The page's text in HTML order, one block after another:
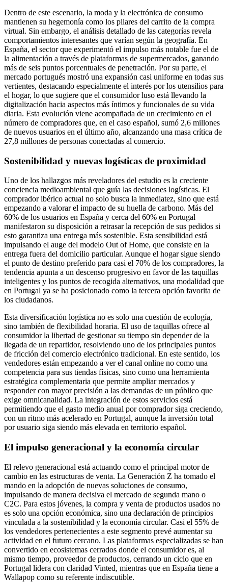
Dentro de este escenario, la moda y la electrónica de consumo
mantienen su hegemonía como los pilares del carrito de la compra
virtual. Sin embargo, el análisis detallado de las categorías revela
comportamientos interesantes que varían según la geografía. En
España, el sector que experimentó el impulso más notable fue el de
la alimentación a través de plataformas de supermercados, ganando
más de seis puntos porcentuales de penetración. Por su parte, el
mercado portugués mostró una expansión casi uniforme en todas sus
vertientes, destacando especialmente el interés por los utensilios para
el hogar, lo que sugiere que el consumidor luso está llevando la
digitalización hacia aspectos más íntimos y funcionales de su vida
diaria. Esta evolución viene acompañada de un crecimiento en el
número de compradores que, en el caso español, sumó 2,6 millones
de nuevos usuarios en el último año, alcanzando una masa crítica de
27,8 millones de personas conectadas al comercio.
Sostenibilidad y nuevas logísticas de proximidad
Uno de los hallazgos más reveladores del estudio es la creciente
conciencia medioambiental que guía las decisiones logísticas. El
comprador ibérico actual no solo busca la inmediatez, sino que está
empezando a valorar el impacto de su huella de carbono. Más del
60% de los usuarios en España y cerca del 60% en Portugal
manifestaron su disposición a retrasar la recepción de sus pedidos si
esto garantiza una entrega más sostenible. Esta sensibilidad está
impulsando el auge del modelo Out of Home, que consiste en la
entrega fuera del domicilio particular. Aunque el hogar sigue siendo
el punto de destino preferido para casi el 70% de los compradores, la
tendencia apunta a un descenso progresivo en favor de las taquillas
inteligentes y los puntos de recogida alternativos, una modalidad que
en Portugal ya se ha posicionado como la tercera opción favorita de
los ciudadanos.
Esta diversificación logística no es solo una cuestión de ecología,
sino también de flexibilidad horaria. El uso de taquillas ofrece al
consumidor la libertad de gestionar su tiempo sin depender de la
llegada de un repartidor, resolviendo uno de los principales puntos
de fricción del comercio electrónico tradicional. En este sentido, los
vendedores están empezando a ver el canal online no como una
competencia para sus tiendas físicas, sino como una herramienta
estratégica complementaria que permite ampliar mercados y
responder con mayor precisión a las demandas de un público que
exige omnicanalidad. La integración de estos servicios está
permitiendo que el gasto medio anual por comprador siga creciendo,
con un ritmo más acelerado en Portugal, aunque la inversión total
por usuario siga siendo más elevada en territorio español.
El impulso generacional y la economía circular
El relevo generacional está actuando como el principal motor de
cambio en las estructuras de venta. La Generación Z ha tomado el
mando en la adopción de nuevas soluciones de consumo,
impulsando de manera decisiva el mercado de segunda mano o
C2C. Para estos jóvenes, la compra y venta de productos usados no
es solo una opción económica, sino una declaración de principios
vinculada a la sostenibilidad y la economía circular. Casi el 55% de
los vendedores pertenecientes a este segmento prevé aumentar su
actividad en el futuro cercano. Las plataformas especializadas se han
convertido en ecosistemas cerrados donde el consumidor es, al
mismo tiempo, proveedor de productos, cerrando un ciclo que en
Portugal lidera con claridad Vinted, mientras que en España tiene a
Wallapop como su referente indiscutible.